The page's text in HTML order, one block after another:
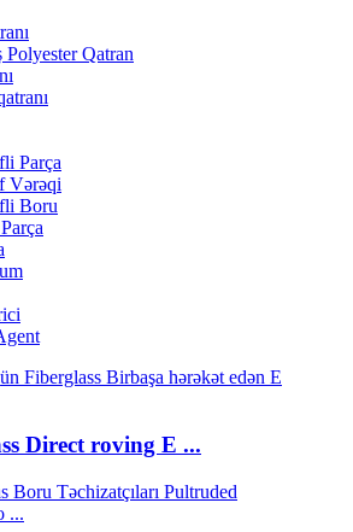
Polyester Qatran
Parça
Vərəqi
Boru
Direct roving E ...